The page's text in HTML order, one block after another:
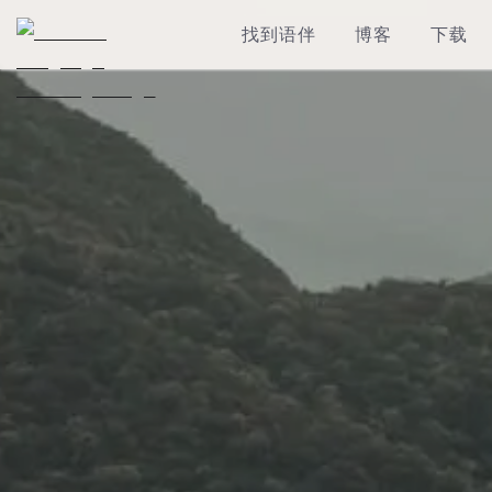
找到语伴 博客 下载